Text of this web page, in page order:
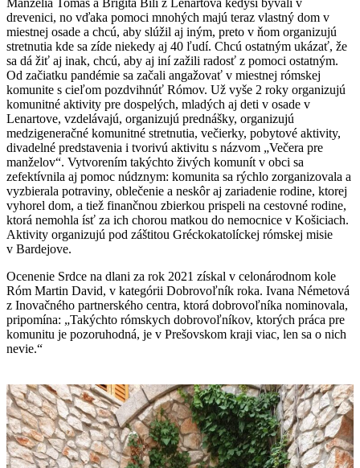
drevenici, no vďaka pomoci mnohých majú teraz vlastný dom v
miestnej osade a chcú, aby slúžil aj iným, preto v ňom organizujú
stretnutia kde sa zíde niekedy aj 40 ľudí. Chcú ostatným ukázať, že
sa dá žiť aj inak, chcú, aby aj iní zažili radosť z pomoci ostatným.
Od začiatku pandémie sa začali angažovať v miestnej rómskej
komunite s cieľom pozdvihnúť Rómov. Už vyše 2 roky organizujú
komunitné aktivity pre dospelých, mladých aj deti v osade v
Lenartove, vzdelávajú, organizujú prednášky, organizujú
medzigeneračné komunitné stretnutia, večierky, pobytové aktivity,
divadelné predstavenia i tvorivú aktivitu s názvom „Večera pre
manželov“. Vytvorením takýchto živých komunít v obci sa
zefektívnila aj pomoc núdznym: komunita sa rýchlo zorganizovala a
vyzbierala potraviny, oblečenie a neskôr aj zariadenie rodine, ktorej
vyhorel dom, a tiež finančnou zbierkou prispeli na cestovné rodine,
ktorá nemohla ísť za ich chorou matkou do nemocnice v Košiciach.
Aktivity organizujú pod záštitou Gréckokatolíckej rómskej misie
v Bardejove.
Ocenenie Srdce na dlani za rok 2021 získal v celonárodnom kole
Róm Martin David, v kategórii Dobrovoľník roka. Ivana Németová
z Inovačného partnerského centra, ktorá dobrovoľníka nominovala,
pripomína: „Takýchto rómskych dobrovoľníkov, ktorých práca pre
komunitu je pozoruhodná, je v Prešovskom kraji viac, len sa o nich
nevie.“